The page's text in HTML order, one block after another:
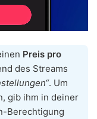
Preis pro
des Streams
. Um
gib ihm in deiner
Berechtigung